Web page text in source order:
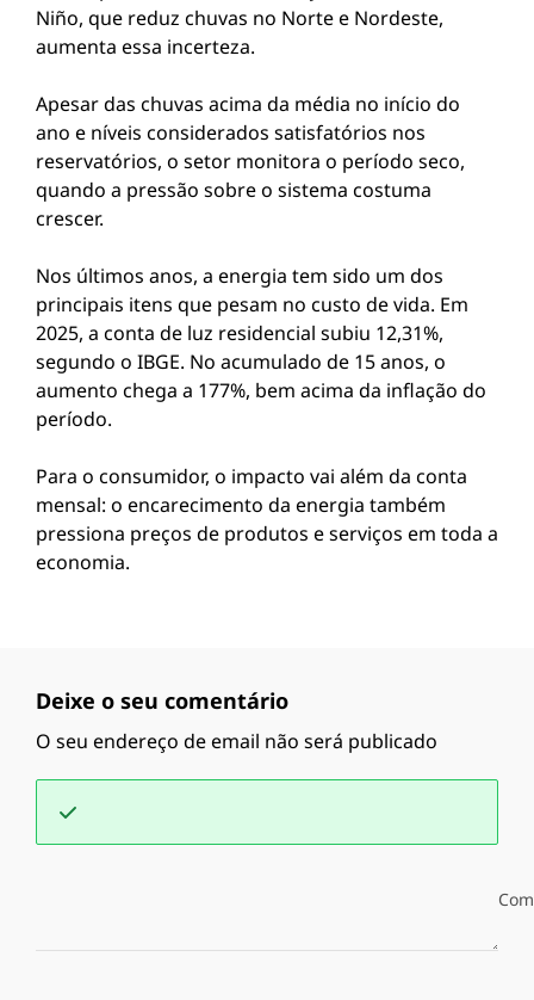
Niño, que reduz chuvas no Norte e Nordeste,
aumenta essa incerteza.
Apesar das chuvas acima da média no início do
ano e níveis considerados satisfatórios nos
reservatórios, o setor monitora o período seco,
quando a pressão sobre o sistema costuma
crescer.
Nos últimos anos, a energia tem sido um dos
principais itens que pesam no custo de vida. Em
2025, a conta de luz residencial subiu 12,31%,
segundo o IBGE. No acumulado de 15 anos, o
aumento chega a 177%, bem acima da inflação do
período.
Para o consumidor, o impacto vai além da conta
mensal: o encarecimento da energia também
pressiona preços de produtos e serviços em toda a
economia.
Deixe o seu comentário
O seu endereço de email não será publicado